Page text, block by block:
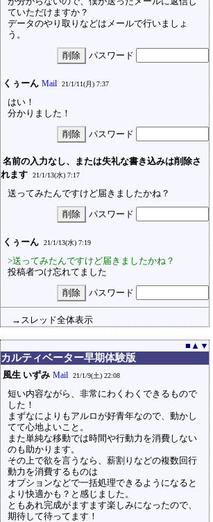
ていただけますか？
データのやり取りなどはメールで行いましょ
う。
パスワード
くぅーん Mail 21/1/11(月) 7:37
はい！
分かりました！
パスワード
名前の入力なし、または失礼な書き込みは削除さ
れます
21/1/13(水) 7:17
送ってみたんですけど届きましたかね？
パスワード
くぅーん 21/1/13(水) 7:19
>送ってみたんですけど届きましたかね？
投稿者つけ忘れてました
パスワード
→スレッド全体表示
■ ▲ ▼
カルティベーター早期体験版
風生 いずみ Mail 21/1/9(土) 22:08
短い内容ながら、非常にわくわくできるもので
した！
まずなによりもアルロが好青年なので、動かし
てて心地よいこと。
また単純な移動では時間や行動力を消費しない
のも助かります。
その上で欲を言うなら、薪割りなどの複数回行
動力を消費するものは
オプションなどで一括処理できるようになると
より快適かも？と感じました。
ともあれ完成がますます楽しみになったので、
期待して待ってます！